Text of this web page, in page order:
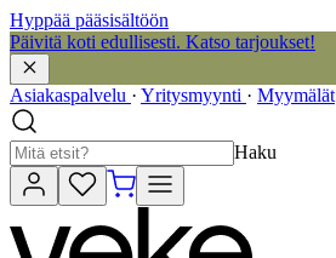
Hyppää pääsisältöön
Päivitä koti edullisesti. Katso tarjoukset!
Asiakaspalvelu · Yritysmyynti · Myymälät
Haku